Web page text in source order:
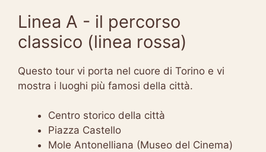
Linea A - il percorso
classico (linea rossa)
Questo tour vi porta nel cuore di Torino e vi
mostra i luoghi più famosi della città.
Centro storico della città
Piazza Castello
Mole Antonelliana (Museo del Cinema)